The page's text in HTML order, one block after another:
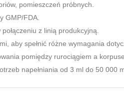
pomieszczeń próbnych.
GMP/FDA.
z linią produkcyjną.
aby spełnić różne wymagania
pomiędzy rurociągiem a
napełniania od 3 ml do 50 000